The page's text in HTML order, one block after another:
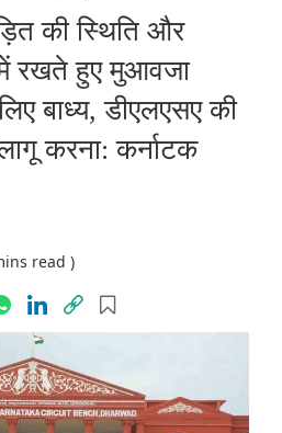
की स्थिति और
में रखते हुए मुआवजा
बाध्य, डीएलएसए की
करना: कर्नाटक
read )